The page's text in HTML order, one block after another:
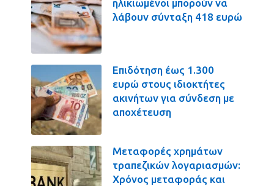
ηλικιωμένοι μπορούν να
λάβουν σύνταξη 418 ευρώ
Επιδότηση έως 1.300
ευρώ στους ιδιοκτήτες
ακινήτων για σύνδεση με
αποχέτευση
Μεταφορές χρημάτων
τραπεζικών λογαριασμών:
Χρόνος μεταφοράς και